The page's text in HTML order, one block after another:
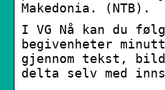
Makedonia. (NTB).
I VG Nå kan du
begivenheter
gjennom tekst,
delta selv med